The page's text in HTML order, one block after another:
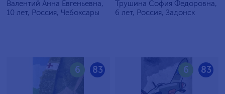
Валентий Анна Евгеньевна,
10 лет, Россия, Чебоксары
Трушина София Федоровна,
6 лет, Россия, Задонск
83
6 83
6